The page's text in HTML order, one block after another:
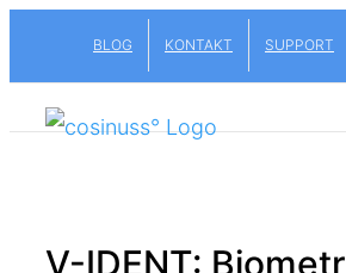
content
BLOG KONTAKT SUPPORT
V-IDENT: